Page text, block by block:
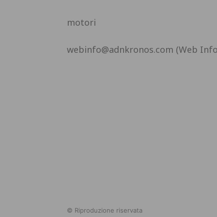
motori
webinfo@adnkronos.com (Web
© Riproduzione riservata